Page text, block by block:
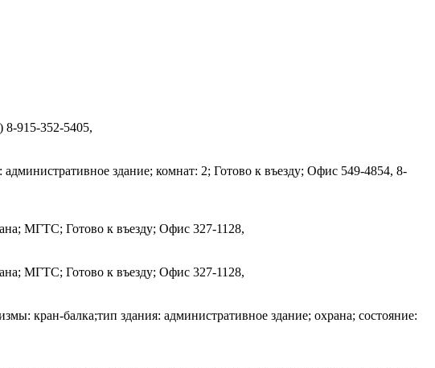
8-915-352-5405,
здание; комнат: 2; Готово к въезду; Офис 549-4854, 8-
МГТС; Готово к въезду; Офис 327-1128,
МГТС; Готово к въезду; Офис 327-1128,
кран-балка;тип здания: административное здание; охрана; состояние: